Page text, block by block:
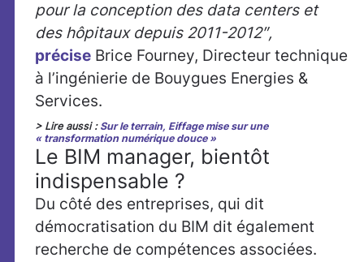
pour la conception des data centers et
des hôpitaux depuis 2011-2012″,
précise Brice Fourney, Directeur technique
à l’ingénierie de Bouygues Energies &
Services.
> Lire aussi : Sur le terrain, Eiffage mise sur une
« transformation numérique douce »
Le BIM manager, bientôt
indispensable ?
Du côté des entreprises, qui dit
démocratisation du BIM dit également
recherche de compétences associées.